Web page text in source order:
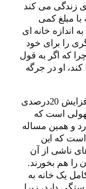
در یک خانه 100متری زندگی می کند
مبلغ کمی
اندازه خانه ای
را برای خود
که اگر به قول
او در جرگه
افزایش 45درصدی اجاره ها با افزایش 20درصدی
است که
و همین مساله
که این
ناشی از آن
هم بخورند.
یک خانه به